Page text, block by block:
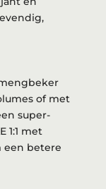
of met
super-
1:1 met
een betere